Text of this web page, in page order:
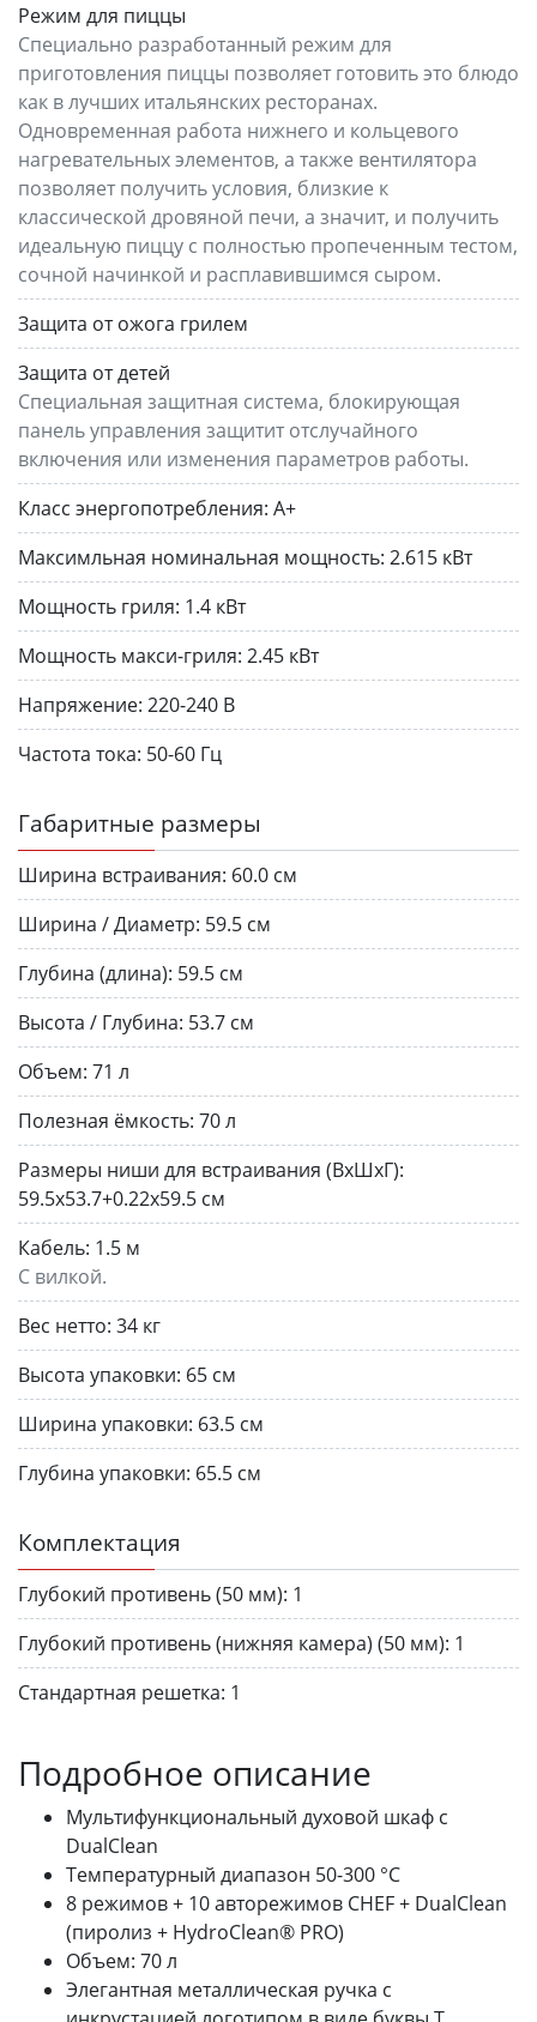
Режим для пиццы
Специально разработанный режим для
приготовления пиццы позволяет готовить это блюдо
как в лучших итальянских ресторанах.
Одновременная работа нижнего и кольцевого
нагревательных элементов, а также вентилятора
позволяет получить условия, близкие к
классической дровяной печи, а значит, и получить
идеальную пиццу с полностью пропеченным тестом,
сочной начинкой и расплавившимся сыром.
Защита от ожога грилем
Защита от детей
Специальная защитная система, блокирующая
панель управления защитит отслучайного
включения или изменения параметров работы.
Класс энергопотребления: A+
Максимльная номинальная мощность: 2.615 кВт
Мощность гриля: 1.4 кВт
Мощность макси-гриля: 2.45 кВт
Напряжение: 220-240 В
Частота тока: 50-60 Гц
Габаритные размеры
Ширина встраивания: 60.0 см
Ширина / Диаметр: 59.5 см
Глубина (длина): 59.5 см
Высота / Глубина: 53.7 см
Объем: 71 л
Полезная ёмкость: 70 л
Размеры ниши для встраивания (ВхШхГ):
59.5х53.7+0.22х59.5 см
Кабель: 1.5 м
С вилкой.
Вес нетто: 34 кг
Высота упаковки: 65 см
Ширина упаковки: 63.5 см
Глубина упаковки: 65.5 см
Комплектация
Глубокий противень (50 мм): 1
Глубокий противень (нижняя камера) (50 мм): 1
Стандартная решетка: 1
Подробное описание
Мультифункциональный духовой шкаф с
DualClean
Температурный диапазон 50-300 °С
8 режимов + 10 авторежимов CHEF + DualClean
(пиролиз + HydroClean® PRO)
Объем: 70 л
Элегантная металлическая ручка с